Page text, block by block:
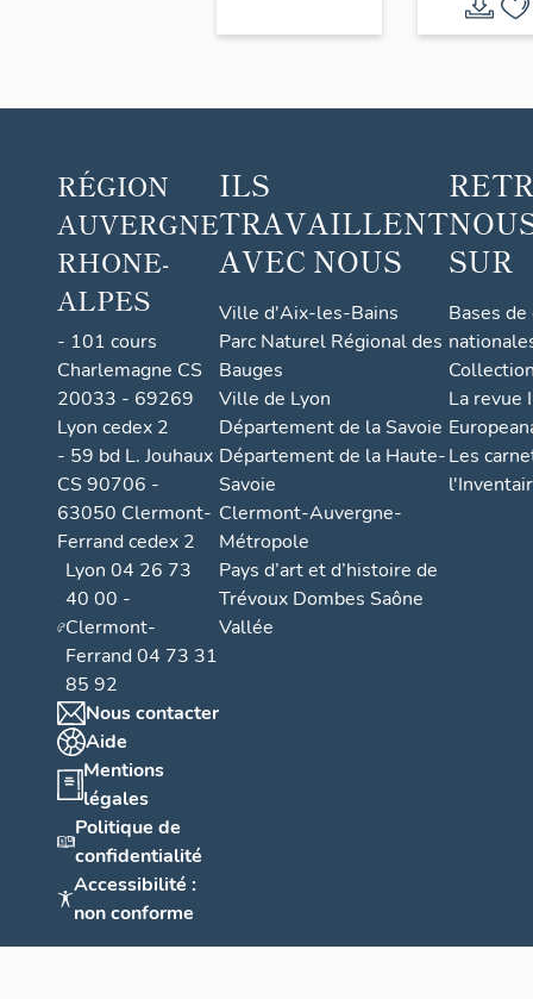
Pernon
RÉGION
AUVERGNE
RHONE-
ALPES
- 101 cours
Charlemagne CS
20033 - 69269
Lyon cedex 2
- 59 bd L. Jouhaux
CS 90706 -
63050 Clermont-
Ferrand cedex 2
Lyon 04 26 73
40 00 -
Clermont-
Ferrand 04 73 31
85 92
Nous contacter
Aide
Mentions
légales
Politique de
confidentialité
Accessibilité :
non conforme
ILS
TRAVAILLENT
AVEC NOUS
Ville d'Aix-les-Bains
Parc Naturel Régional des
Bauges
Ville de Lyon
Département de la Savoie
Département de la Haute-
Savoie
Clermont-Auvergne-
Métropole
Pays d’art et d’histoire de
Trévoux Dombes Saône
Vallée
SUR
Bases
La revue
Les